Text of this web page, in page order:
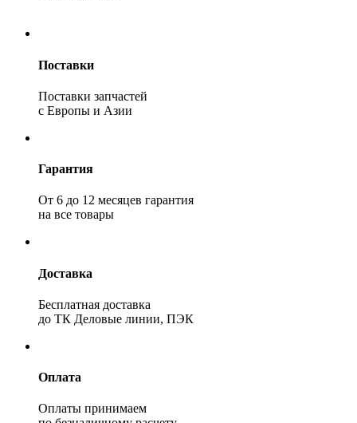
Поставки
Поставки запчастей
с Европы и Азии
Гарантия
От 6 до 12 месяцев гарантия
на все товары
Доставка
Бесплатная доставка
до ТК Деловые линии, ПЭК
Оплата
Оплаты принимаем